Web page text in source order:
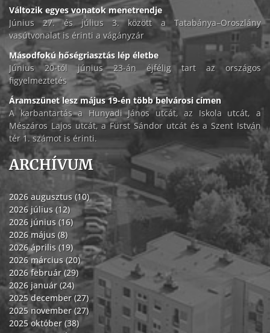
Változik egyes vonatok menetrendje
Június 27. és július 3. között a Tatabánya–Oroszlány
vasútvonalat is érinti a vágányzár
Másodfokú hőségriasztás lép életbe
Június 20-tól június 23-án éjfélig tart az országos
figyelmeztetés
Áramszünet lesz május 19-én több belvárosi címen
A karbantartás a Hunyadi János utcát, az Iskola utcát, a
Mészáros Lajos utcát, a Fürst Sándor utcát és a Szent István
tér 1. számot is érinti.
ARCHÍVUM
2026 augusztus (10)
2026 július (12)
2026 június (16)
2026 május (8)
2026 április (19)
2026 március (20)
2026 február (29)
2026 január (24)
2025 december (27)
2025 november (27)
2025 október (38)